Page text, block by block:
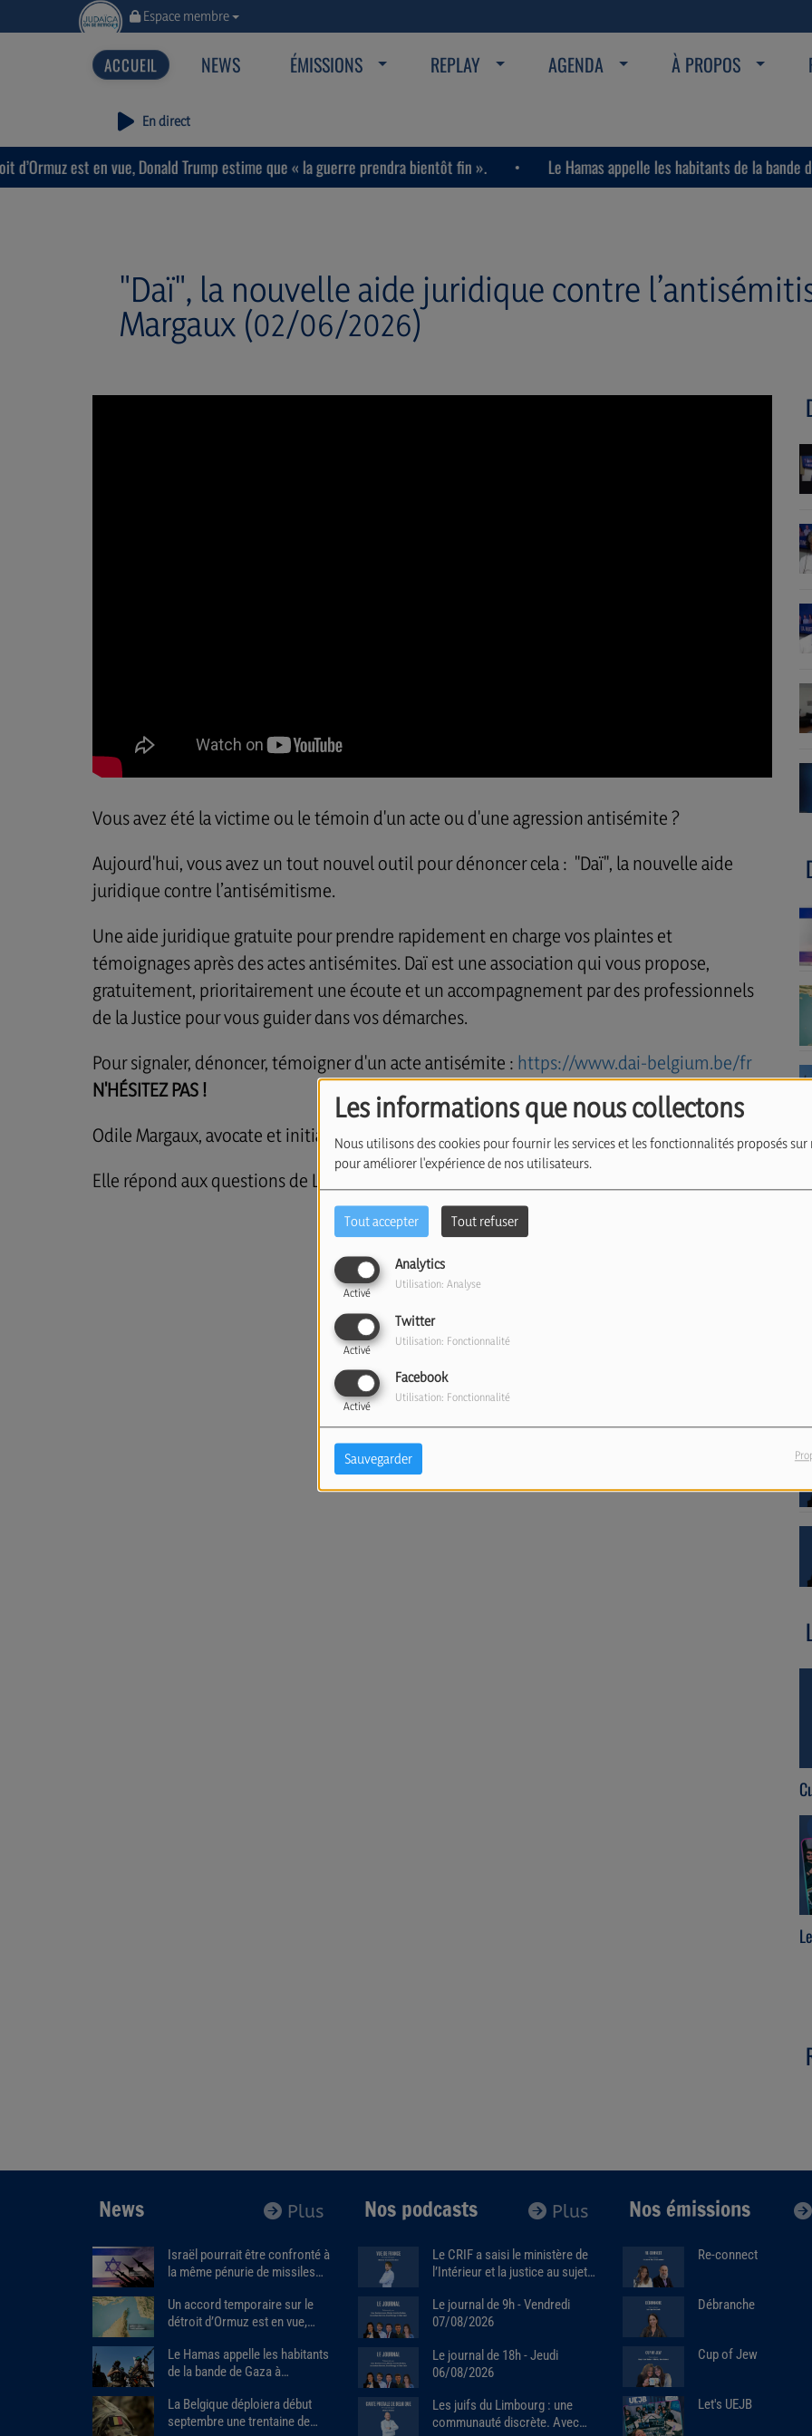
Les informations que nous collectons
Nous utilisons des cookies pour fournir les services et les fonctionnalités proposés
pour améliorer l'expérience de nos utilisateurs.
Tout accepter Tout refuser
Analytics
Activé
Utilisation: Analyse
Twitter
Activé
Utilisation: Fonctionnalité
Facebook
Activé
Utilisation: Fonctionnalité
Sauvegarder
Espace membre
NEWS ÉMISSIONS REPLAY AGENDA À PROPOS
En direct
Donald Trump estime que « la guerre prendra bientôt fin ». Le Hamas appelle les habitants de la bande de Gaza à
"Daï", la nouvelle aide juridique contre
Margaux (02/06/2026)
Vous avez été la victime ou le témoin d'un acte ou d'une agression antisémite ?
Aujourd'hui, vous avez un tout nouvel outil pour dénoncer cela : "Daï", la nouvelle aide
juridique contre l’antisémitisme.
Une aide juridique gratuite pour prendre rapidement en charge vos plaintes et
témoignages après des actes antisémites. Daï est une association qui vous propose,
gratuitement, prioritairement une écoute et un accompagnement par des professionnels
de la Justice pour vous guider dans vos démarches.
Pour signaler, dénoncer, témoigner d'un acte antisémite : https://www.dai-belgium.be/fr
N'HÉSITEZ PAS !
Odile Margaux, avocate et initiatrice de ce projet, nous explique tout
Elle répond aux questions de Lise Benkemoun.
Plus
News
Israël pourrait être confronté à
la même pénurie de missiles
Un accord temporaire sur le
détroit d’Ormuz est en vue,
guerre prendra bientôt fin ».
Le Hamas appelle les habitants
de la bande de Gaza à
des milices armées soutenues
par Israël.
La Belgique déploiera début
septembre une trentaine de
Plus
Nos podcasts
Le CRIF a saisi le ministère de
l’Intérieur et la justice au sujet
Robert Ejnes (07/07/2026)
Le journal de 9h - Vendredi
07/08/2026
Le journal de 18h - Jeudi
06/08/2026
Les juifs du Limbourg : une
communauté discrète. Avec
Nos émissions
Re-connect
Débranche
Cup of Jew
Let's UEJB